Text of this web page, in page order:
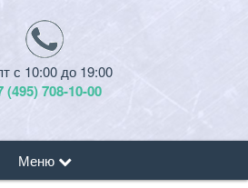
с 10:00 до 19:00
(495) 708-10-00
Меню